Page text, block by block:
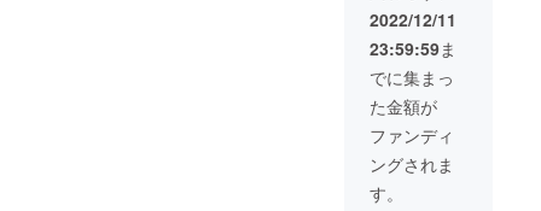
り、マ
サイ
シュカ
の老舗
で、品
質に定
評のあ
る
「SPIN
ム感で
の幅広
い季節
にご着
用いた
だけま
す。 近
年は中
選びい
ただい
ても柄
の位置
がそれ
ぞれの
お品物
で異な
る場合
大判ス
トール
（パー
プル）
のセッ
トで
す。 ●
マサイ
シュカ
2022/12/11
23:59:59ま
でに集まっ
た金額が
ファンディ
ングされま
す。